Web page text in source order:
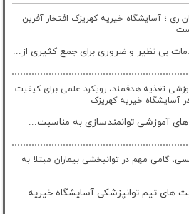
ری ؛ آسایشگاه خیریه کهریزک افتخار آفرین
بی نظیر و ضروری برای جمع کثیری از...
تغذیه هدفمند، رویکرد علمی برای کیفیت
آسایشگاه خیریه کهریزک
آموزشی توانمندسازی به مناسبت...
گامی مهم در توانبخشی بیماران مبتلا به
های تیم توانپزشکی آسایشگاه خیریه...